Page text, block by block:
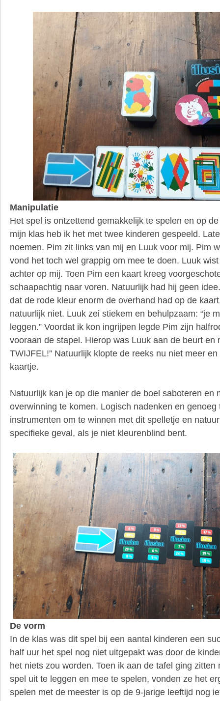
Manipulatie
Het spel is ontzettend gemakkelijk te spelen en op
mijn klas heb ik het met twee kinderen gespeeld.
noemen. Pim zit links van mij en Luuk voor mij. Pim
vond het toch wel grappig om mee te doen. Luuk
achter op mij. Toen Pim een kaart kreeg
schaapachtig naar voren. Natuurlijk had hij geen
dat de rode kleur enorm de overhand had op de
natuurlijk niet. Luuk zei stiekem en behulpzaam: “je
leggen.” Voordat ik kon ingrijpen legde Pim zijn
vooraan de stapel. Hierop was Luuk aan de beurt en
TWIJFEL!” Natuurlijk klopte de reeks nu niet meer
kaartje.
Natuurlijk kan je op die manier de boel saboteren en
overwinning te komen. Logisch nadenken en genoeg
instrumenten om te winnen met dit spelletje en
specifieke geval, als je niet kleurenblind bent.
De vorm
In de klas was dit spel bij een aantal kinderen een
half uur het spel nog niet uitgepakt was door de
het niets zou worden. Toen ik aan de tafel ging zitten
spel uit te leggen en mee te spelen, vonden ze het
spelen met de meester is op de 9-jarige leeftijd nog